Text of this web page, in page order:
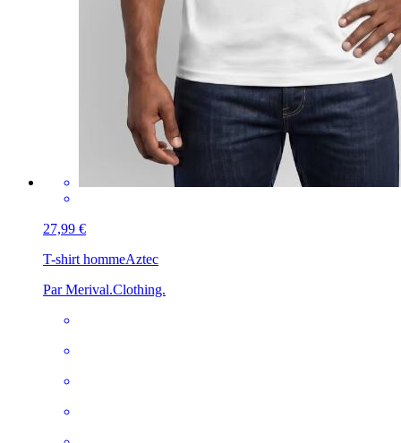
27,99 €
T-shirt hommeAztec
Par Merival.Clothing.